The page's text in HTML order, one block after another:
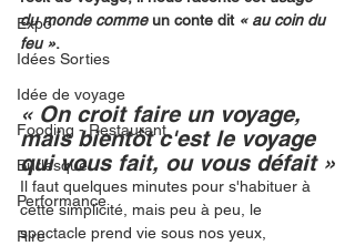
Expo
Idées Sorties
Idée de voyage
Fooding - Restaurant
Burlesque
Performance
Rire
du monde comme un conte dit « au coin du
feu ».
« On croit faire un voyage,
mais bientôt c'est le voyage
qui vous fait, ou vous défait »
Il faut quelques minutes pour s'habituer à
cette simplicité, mais peu à peu, le
spectacle prend vie sous nos yeux,